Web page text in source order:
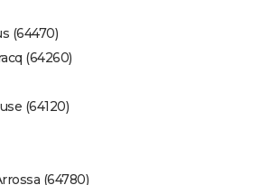
(64470)
(64260)
(64120)
(64780)